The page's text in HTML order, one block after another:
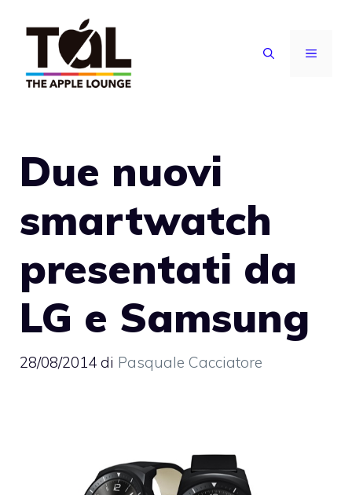
contenuto
MENU
Due nuovi
smartwatch
presentati da
LG e Samsung
28/08/2014 di Pasquale Cacciatore